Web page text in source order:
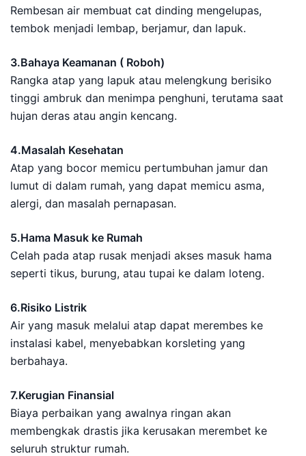
Rembesan air membuat cat dinding mengelupas,
tembok menjadi lembap, berjamur, dan lapuk.
3.Bahaya Keamanan ( Roboh)
Rangka atap yang lapuk atau melengkung berisiko
tinggi ambruk dan menimpa penghuni, terutama saat
hujan deras atau angin kencang.
4.Masalah Kesehatan
Atap yang bocor memicu pertumbuhan jamur dan
lumut di dalam rumah, yang dapat memicu asma,
alergi, dan masalah pernapasan.
5.Hama Masuk ke Rumah
Celah pada atap rusak menjadi akses masuk hama
seperti tikus, burung, atau tupai ke dalam loteng.
6.Risiko Listrik
Air yang masuk melalui atap dapat merembes ke
instalasi kabel, menyebabkan korsleting yang
berbahaya.
7.Kerugian Finansial
Biaya perbaikan yang awalnya ringan akan
membengkak drastis jika kerusakan merembet ke
seluruh struktur rumah.